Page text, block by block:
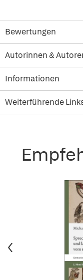
Bewertungen
Autorinnen &
Informationen
Weiterführende